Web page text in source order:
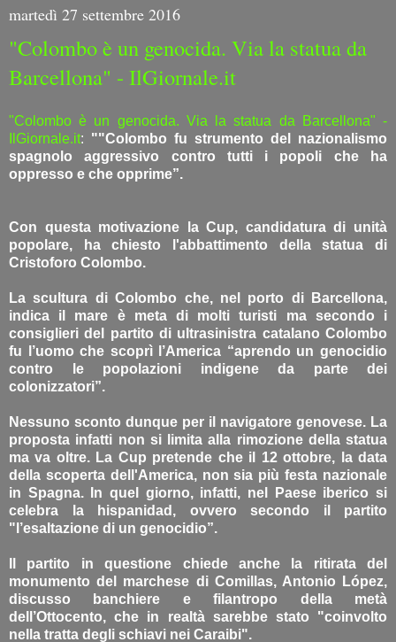
martedì 27 settembre 2016
"Colombo è un genocida. Via la statua da
Barcellona" - IlGiornale.it
"Colombo è un genocida. Via la statua da Barcellona" -
IlGiornale.it: ""Colombo fu strumento del nazionalismo
spagnolo aggressivo contro tutti i popoli che ha
oppresso e che opprime”.
Con questa motivazione la Cup, candidatura di unità
popolare, ha chiesto l'abbattimento della statua di
Cristoforo Colombo.
La scultura di Colombo che, nel porto di Barcellona,
indica il mare è meta di molti turisti ma secondo i
consiglieri del partito di ultrasinistra catalano Colombo
fu l’uomo che scoprì l’America “aprendo un genocidio
contro le popolazioni indigene da parte dei
colonizzatori”.
Nessuno sconto dunque per il navigatore genovese. La
proposta infatti non si limita alla rimozione della statua
ma va oltre. La Cup pretende che il 12 ottobre, la data
della scoperta dell'America, non sia più festa nazionale
in Spagna. In quel giorno, infatti, nel Paese iberico si
celebra la hispanidad, ovvero secondo il partito
"l’esaltazione di un genocidio”.
Il partito in questione chiede anche la ritirata del
monumento del marchese di Comillas, Antonio López,
discusso banchiere e filantropo della metà
dell’Ottocento, che in realtà sarebbe stato "coinvolto
nella tratta degli schiavi nei Caraibi".